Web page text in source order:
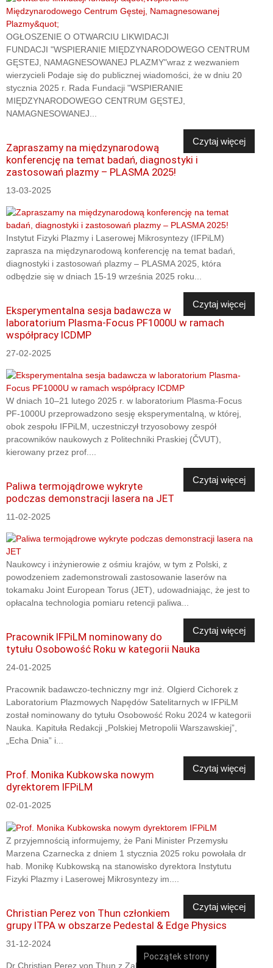
OGŁOSZENIE O OTWARCIU LIKWIDACJI
FUNDACJI "WSPIERANIE MIĘDZYNARODOWEGO CENTRUM
GĘSTEJ, NAMAGNESOWANEJ PLAZMY"wraz z wezwaniem
wierzycieli Podaje się do publicznej wiadomości, że w dniu 20
stycznia 2025 r. Rada Fundacji "WSPIERANIE
MIĘDZYNARODOWEGO CENTRUM GĘSTEJ,
NAMAGNESOWANEJ...
Czytaj więcej
Zapraszamy na międzynarodową
konferencję na temat badań, diagnostyki i
zastosowań plazmy – PLASMA 2025!
13-03-2025
Instytut Fizyki Plazmy i Laserowej Mikrosyntezy (IFPiLM)
zaprasza na międzynarodową konferencję na temat badań,
diagnostyki i zastosowań plazmy – PLASMA 2025, która
odbędzie się w dniach 15-19 września 2025 roku...
Czytaj więcej
Eksperymentalna sesja badawcza w
laboratorium Plasma-Focus PF1000U w ramach
współpracy ICDMP
27-02-2025
W dniach 10–21 lutego 2025 r. w laboratorium Plasma-Focus
PF-1000U przeprowadzono sesję eksperymentalną, w której,
obok zespołu IFPiLM, uczestniczył trzyosobowy zespół
pracowników naukowych z Politechniki Praskiej (ČVUT),
kierowany przez prof....
Czytaj więcej
Paliwa termojądrowe wykryte
podczas demonstracji lasera na JET
11-02-2025
Naukowcy i inżynierowie z ośmiu krajów, w tym z Polski, z
powodzeniem zademonstrowali zastosowanie laserów na
tokamaku Joint European Torus (JET), udowadniając, że jest to
opłacalna technologia pomiaru retencji paliwa...
Czytaj więcej
Pracownik IFPiLM nominowany do
tytułu Osobowość Roku w kategorii Nauka
24-01-2025
Pracownik badawczo-techniczny mgr inż. Olgierd Cichorek z
Laboratorium Plazmowych Napędów Satelitarnych w IFPiLM
został nominowany do tytułu Osobowość Roku 2024 w kategorii
Nauka. Kapituła Redakcji „Polskiej Metropolii Warszawskiej”,
„Echa Dnia” i...
Czytaj więcej
Prof. Monika Kubkowska nowym
dyrektorem IFPiLM
02-01-2025
Z przyjemnością informujemy, że Pani Minister Przemysłu
Marzena Czarnecka z dniem 1 stycznia 2025 roku powołała dr
hab. Monikę Kubkowską na stanowisko dyrektora Instytutu
Fizyki Plazmy i Laserowej Mikrosyntezy im....
Czytaj więcej
Christian Perez von Thun członkiem
grupy ITPA w obszarze Pedestal & Edge Physics
31-12-2024
Dr Christian Perez von Thun z Zakładu Badań Plazmy
Początek strony